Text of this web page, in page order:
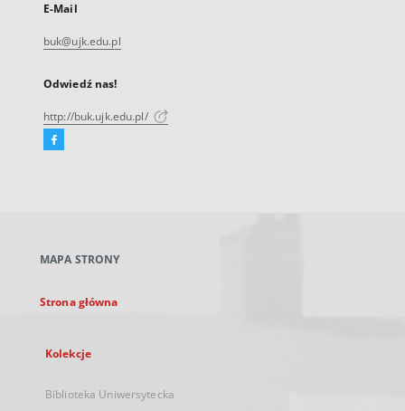
E-Mail
buk@ujk.edu.pl
Odwiedź nas!
http://buk.ujk.edu.pl/
Facebook
karcie
MAPA STRONY
Strona główna
Kolekcje
Biblioteka Uniwersytecka